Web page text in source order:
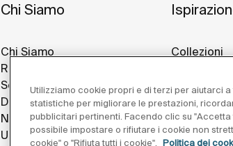
Chi Siamo
Chi Siamo
Roca Nel Mondo
Sostenibilità
Design E Innovazione
Notizie
Unisciti a Noi
Collezioni
Progetti di
Roca
Utilizziamo cookie propri e di terzi per aiutarci
statistiche per migliorare le prestazioni,
pubblicitari pertinenti. Facendo clic su
possibile impostare o rifiutare i cookie non
cookie" o "Rifiuta tutti i cookie".
Politica dei